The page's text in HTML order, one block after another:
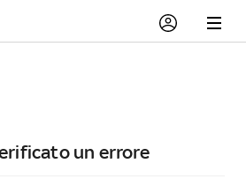
un errore